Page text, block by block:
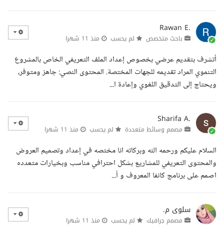
Rawan E.
باحث متخصص لم يحسب منذ 11 شهرا
أتشرف بتقديم عرضي بخصوص إعداد الملف التعريفي الخاص بالمشروع
التنموي المراد تقديمه للجهات المختصة. المحتوى النصي: جاهز ومتوفر،
ويحتاج إلى التدقيق اللغوي وإعادة ا...
Sharifa A.
مصمم وسائط متعددة لم يحسب منذ 11 شهرا
السلام عليكم ورحمه الله وبركاته انا مختصه في إعداد وتصميم العروض
والمحتوى التعريفي للمشاريع بشكل احترافي مناسب وبخيارات متعدده
اصمم على برنامج كانفا المعروف و أ...
سلوى م.
مصمم جرافيك لم يحسب منذ 11 شهرا